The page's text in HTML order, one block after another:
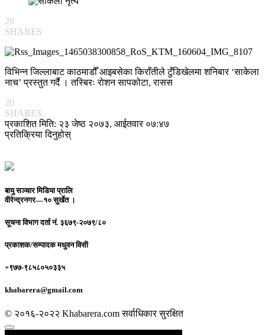
20
SHARES
विभिन्न जिल्लाबाट काठमाडौँ आइबसेका किराँतीले टुँडिखेलमा शनिबार ‘साकेला
नाच’ प्रस्तुत गर्दै । तस्बिरः रोशन सापकोटा, रासस
20
SHARES
प्रकाशित मिति: २३ जेष्ठ २०७३, आईतवार ०७:४७
प्रतिक्रिया दिनुहोस्
बायु सञ्चार मिडिया प्रालि
वीरेन्द्रनगर—१० सुर्खेत ।
सूचना विभाग दर्ता नं. ३६७९-२०७९/८०
प्रकाशक/सम्पादकमधुवन विसी
+९७७-९८५८०५०३३५
khabarera@gmail.com
© २०१६-२०२२ Khabarera.com सर्वाधिकार सुरक्षित